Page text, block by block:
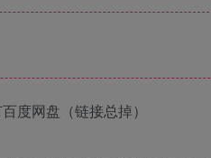
度网盘（链接总掉）